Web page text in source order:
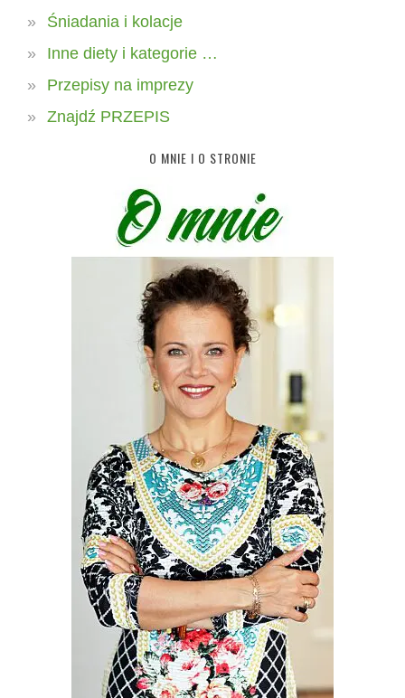
Śniadania i kolacje
Inne diety i kategorie …
Przepisy na imprezy
Znajdź PRZEPIS
O MNIE I O STRONIE